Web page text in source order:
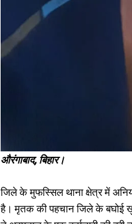
औरंगाबाद, बिहार।
जिले के मुफस्सिल थाना क्षेत्र में
है। मृतक की पहचान जिले के बघोई